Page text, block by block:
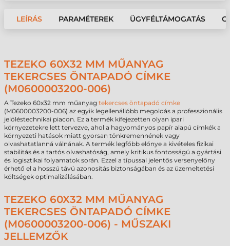
LEÍRÁS PARAMÉTEREK ÜGYFÉLTÁMOGATÁS
TEZEKO 60X32 MM MŰANYAG
TEKERCSES ÖNTAPADÓ CÍMKE
(M0600003200-006)
A Tezeko 60x32 mm műanyag tekercses öntapadó címke
(M0600003200-006) az egyik legellenállóbb megoldás a professzionális
jelöléstechnikai piacon. Ez a termék kifejezetten olyan ipari
környezetekre lett tervezve, ahol a hagyományos papír alapú címkék a
környezeti hatások miatt gyorsan tönkremennének vagy
olvashatatlanná válnának. A termék legfőbb előnye a kivételes fizikai
stabilitás és a tartós olvashatóság, amely kritikus fontosságú a gyártási
és logisztikai folyamatok során. Ezzel a típussal jelentős versenyelőny
érhető el a hosszú távú azonosítás biztonságában és az üzemeltetési
költségek optimalizálásában.
TEZEKO 60X32 MM MŰANYAG
TEKERCSES ÖNTAPADÓ CÍMKE
(M0600003200-006) - MŰSZAKI
JELLEMZŐK